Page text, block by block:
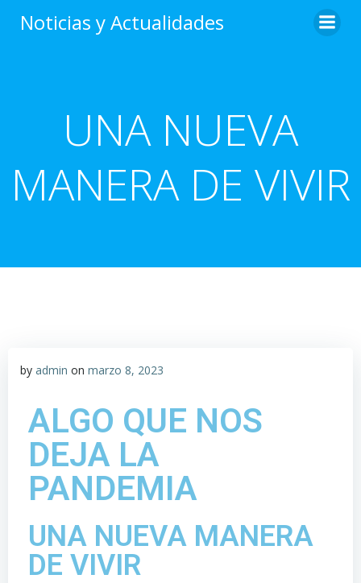
Noticias y Actualidades
UNA NUEVA
MANERA DE VIVIR
by admin on marzo 8, 2023
ALGO QUE NOS
DEJA LA
PANDEMIA
UNA NUEVA MANERA
DE VIVIR